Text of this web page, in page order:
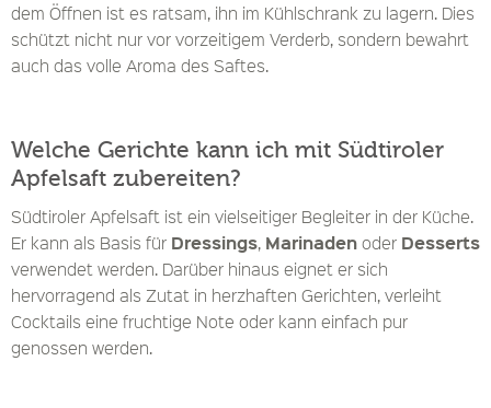
dem Öffnen ist es ratsam, ihn im Kühlschrank zu lagern. Dies
schützt nicht nur vor vorzeitigem Verderb, sondern bewahrt
auch das volle Aroma des Saftes.
Welche Gerichte kann ich mit Südtiroler
Apfelsaft zubereiten?
Südtiroler Apfelsaft ist ein vielseitiger Begleiter in der Küche.
Er kann als Basis für Dressings, Marinaden oder Desserts
verwendet werden. Darüber hinaus eignet er sich
hervorragend als Zutat in herzhaften Gerichten, verleiht
Cocktails eine fruchtige Note oder kann einfach pur
genossen werden.